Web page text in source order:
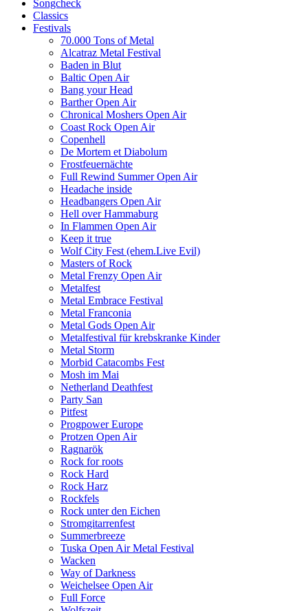
Songcheck
Classics
Festivals
70.000 Tons of Metal
Alcatraz Metal Festival
Baden in Blut
Baltic Open Air
Bang your Head
Barther Open Air
Chronical Moshers Open Air
Coast Rock Open Air
Copenhell
De Mortem et Diabolum
Frostfeuernächte
Full Rewind Summer Open Air
Headache inside
Headbangers Open Air
Hell over Hammaburg
In Flammen Open Air
Keep it true
Wolf City Fest (ehem.Live Evil)
Masters of Rock
Metal Frenzy Open Air
Metalfest
Metal Embrace Festival
Metal Franconia
Metal Gods Open Air
Metalfestival für krebskranke Kinder
Metal Storm
Morbid Catacombs Fest
Mosh im Mai
Netherland Deathfest
Party San
Pitfest
Progpower Europe
Protzen Open Air
Ragnarök
Rock for roots
Rock Hard
Rock Harz
Rockfels
Rock unter den Eichen
Stromgitarrenfest
Summerbreeze
Tuska Open Air Metal Festival
Wacken
Way of Darkness
Weichelsee Open Air
Full Force